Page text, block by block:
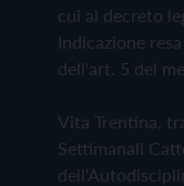
cui al decreto
Indicazione
dell'art. 5 del
Vita Trentina,
Settimanali